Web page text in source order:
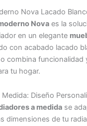
Nova Lacado
Nova es la
en un elegante
con acabado lacado
combina funcionalidad
tu hogar.
Diseño
a medida se
dimensiones de tu